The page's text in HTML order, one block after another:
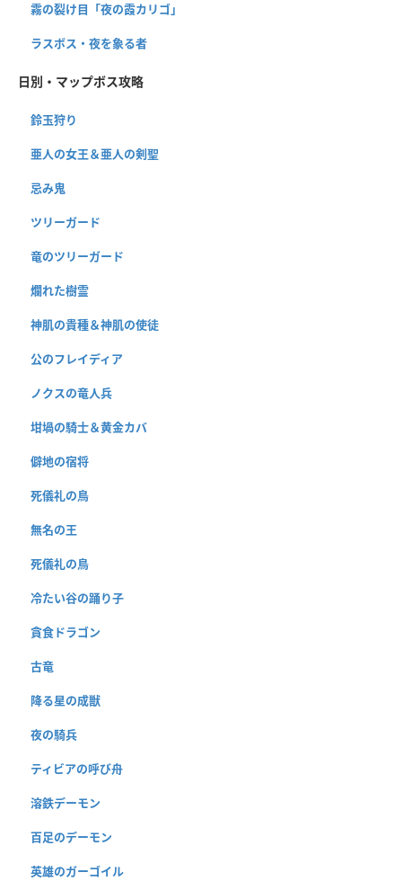
霧の裂け目「夜の霞カリゴ」
ラスボス・夜を象る者
日別・マップボス攻略
鈴玉狩り
亜人の女王＆亜人の剣聖
忌み鬼
ツリーガード
竜のツリーガード
爛れた樹霊
神肌の貴種＆神肌の使徒
公のフレイディア
ノクスの竜人兵
坩堝の騎士＆黄金カバ
僻地の宿将
死儀礼の鳥
無名の王
死儀礼の鳥
冷たい谷の踊り子
貪食ドラゴン
古竜
降る星の成獣
夜の騎兵
ティビアの呼び舟
溶鉄デーモン
百足のデーモン
英雄のガーゴイル